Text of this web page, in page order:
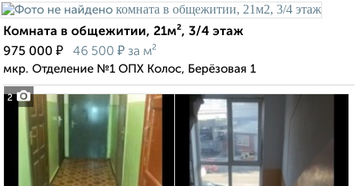
2
Комната в общежитии, 21м², 3/4 этаж
975 000 ₽ 46 500 ₽ за м²
мкр. Отделение №1 ОПХ Колос, Берёзовая 1